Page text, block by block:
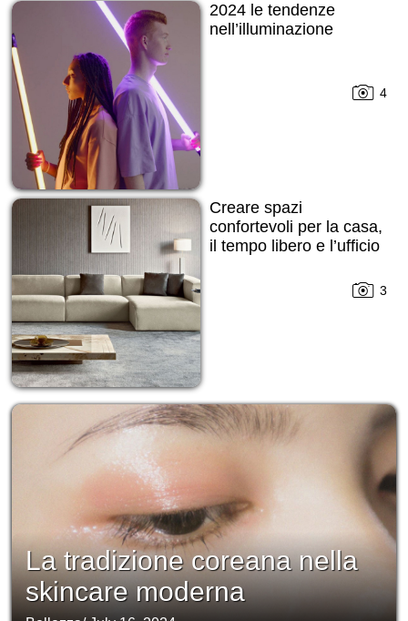
2024 le tendenze
nell’illuminazione
4
Creare spazi
confortevoli per la casa,
il tempo libero e l’ufficio
3
La tradizione coreana nella
skincare moderna